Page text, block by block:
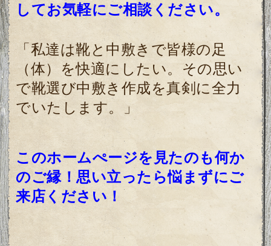
してお気軽にご相談ください。
「私達は靴と中敷きで皆様の足
（体）を快適にしたい。その思い
で靴選び中敷き作成を真剣に全力
でいたします。」
このホームぺージを見たのも何か
のご縁！思い立ったら悩まずにご
来店ください！